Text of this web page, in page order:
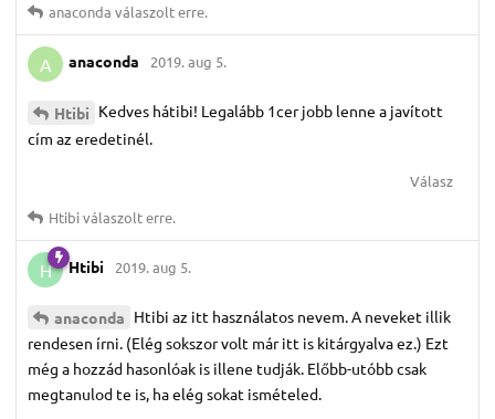
anaconda válaszolt erre.
A anaconda 2019. aug 5.
Htibi Kedves hátibi! Legalább 1cer jobb lenne a javított
cím az eredetinél.
Válasz
Htibiválaszolt erre.
H Htibi 2019. aug 5.
anaconda Htibi az itt használatos nevem. A neveket illik
rendesen írni. (Elég sokszor volt már itt is kitárgyalva ez.) Ezt
még a hozzád hasonlóak is illene tudják. Előbb-utóbb csak
megtanulod te is, ha elég sokat ismételed.